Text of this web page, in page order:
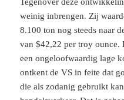
weinig inbrengen. Zij
8.100 ton nog steeds naar
van $42,22 per troy ounce.
een ongeloofwaardig lage
ontkent de VS in feite dat
die als zodanig gebruikt